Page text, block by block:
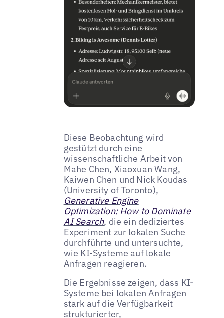
Diese Beobachtung wird
gestützt durch eine
wissenschaftliche Arbeit von
Mahe Chen, Xiaoxuan Wang,
Kaiwen Chen und Nick Koudas
(University of Toronto),
Generative Engine
Optimization: How to Dominate
AI Search, die ein dediziertes
Experiment zur lokalen Suche
durchführte und untersuchte,
wie KI-Systeme auf lokale
Anfragen reagieren.
Die Ergebnisse zeigen, dass KI-
Systeme bei lokalen Anfragen
stark auf die Verfügbarkeit
strukturierter,